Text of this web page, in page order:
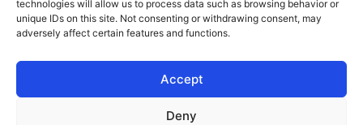
technologies will allow us to process data such as browsing behavior or
unique IDs on this site. Not consenting or withdrawing consent, may
adversely affect certain features and functions.
Accept
Deny
Cookie beleid
Ik wil adverteren